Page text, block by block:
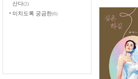
산다(2)
미치도록 궁금한(0)